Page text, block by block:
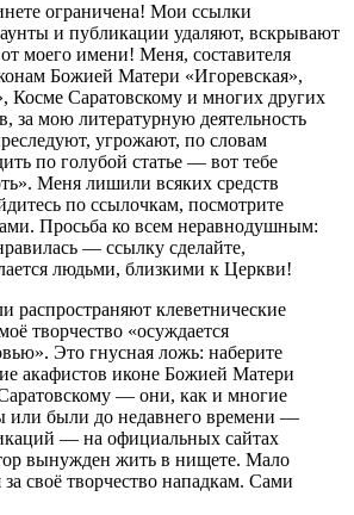
ограничена! Мои ссылки
и публикации удаляют, вскрывают
моего имени! Меня, составителя
Божией Матери «Игоревская»,
Косме Саратовскому и многих других
за мою литературную деятельность
угрожают, по словам
по голубой статье — вот тебе
Меня лишили всяких средств
по ссылочкам, посмотрите
Просьба ко всем неравнодушным:
— ссылку сделайте,
людьми, близкими к Церкви!
распространяют клеветнические
творчество «осуждается
Это гнусная ложь: наберите
акафистов иконе Божией Матери
— они, как и многие
или были до недавнего времени —
— на официальных сайтах
вынужден жить в нищете. Мало
своё творчество нападкам. Сами